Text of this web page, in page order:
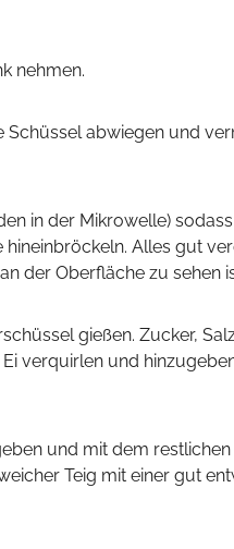
nehmen.
Alles gut
der Oberfläche zu sehen
verquirlen und
und mit dem
Teig mit einer gut